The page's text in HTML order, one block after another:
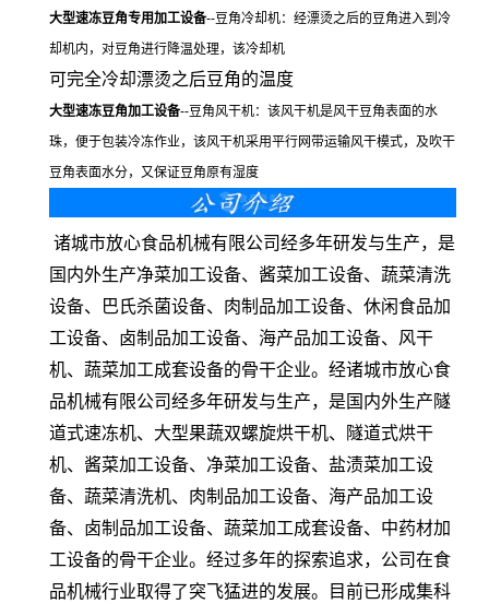
大型速冻豆角专用加工设备--豆角冷却机：经漂烫之后的豆角进入到冷
却机内，对豆角进行降温处理，该冷却机
可完全冷却漂烫之后豆角的温度
大型速冻豆角加工设备--豆角风干机：该风干机是风干豆角表面的水
珠，便于包装冷冻作业，该风干机采用平行网带运输风干模式，及吹干
豆角表面水分，又保证豆角原有湿度
诸城市放心食品机械有限公司经多年研发与生产，是
国内外生产净菜加工设备、酱菜加工设备、蔬菜清洗
设备、巴氏杀菌设备、肉制品加工设备、休闲食品加
工设备、卤制品加工设备、海产品加工设备、风干
机、蔬菜加工成套设备的骨干企业。经诸城市放心食
品机械有限公司经多年研发与生产，是国内外生产隧
道式速冻机、大型果蔬双螺旋烘干机、隧道式烘干
机、酱菜加工设备、净菜加工设备、盐渍菜加工设
备、蔬菜清洗机、肉制品加工设备、海产品加工设
备、卤制品加工设备、蔬菜加工成套设备、中药材加
工设备的骨干企业。经过多年的探索追求，公司在食
品机械行业取得了突飞猛进的发展。目前已形成集科